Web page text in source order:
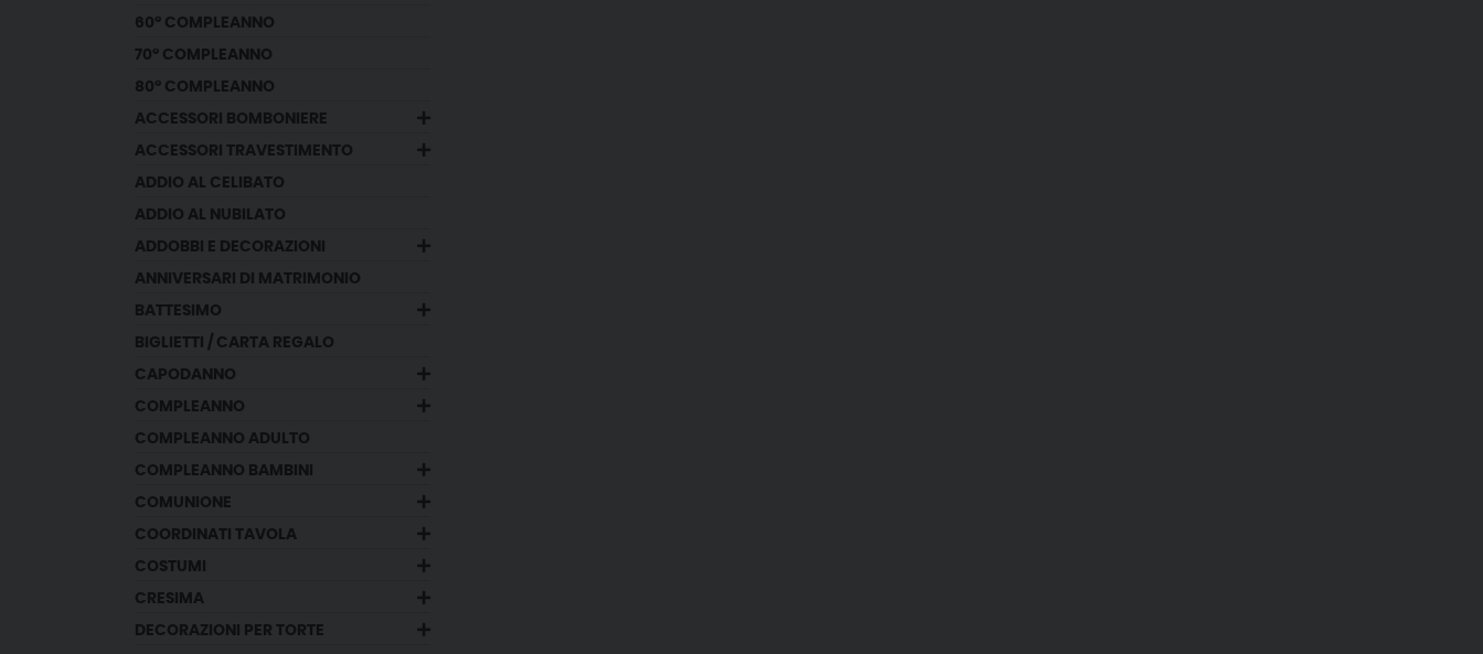
60° COMPLEANNO
70° COMPLEANNO
80° COMPLEANNO
ACCESSORI BOMBONIERE
ACCESSORI TRAVESTIMENTO
ADDIO AL CELIBATO
ADDIO AL NUBILATO
ADDOBBI E DECORAZIONI
ANNIVERSARI DI MATRIMONIO
BATTESIMO
BIGLIETTI / CARTA REGALO
CAPODANNO
COMPLEANNO
COMPLEANNO ADULTO
COMPLEANNO BAMBINI
COMUNIONE
COORDINATI TAVOLA
COSTUMI
CRESIMA
DECORAZIONI PER TORTE